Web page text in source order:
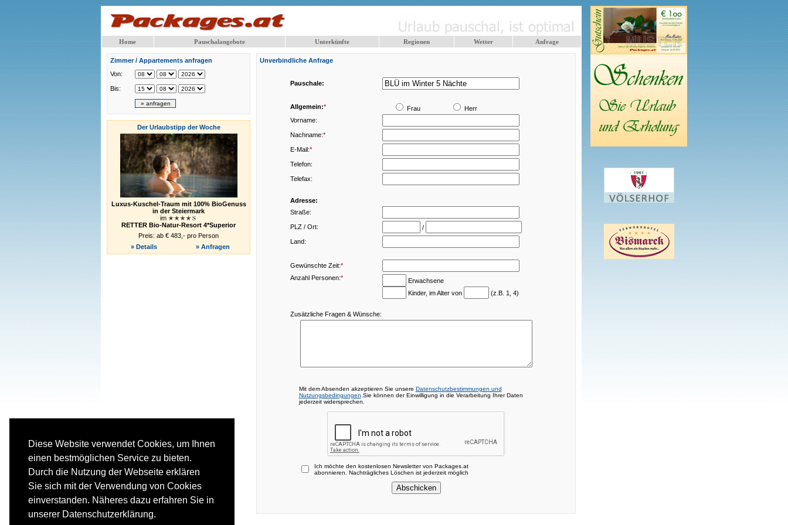
Diese Website verwendet Cookies, um Ihnen
einen bestmöglichen Service zu bieten.
Durch die Nutzung der Webseite erklären
Sie sich mit der Verwendung von Cookies
einverstanden. Näheres dazu erfahren Sie in
unserer Datenschutzerklärung.
Home Pauschalangebote Unterkünfte Regionen Wetter Anfrage
Zimmer / Appartements anfragen
Von:
Bis:
Der Urlaubstipp der Woche
Luxus-Kuschel-Traum mit 100% BioGenuss
in der Steiermark
im
RETTER Bio-Natur-Resort 4*Superior
Preis: ab € 483,- pro Person
» Details
» Anfragen
Unverbindliche Anfrage
Pauschale:
Allgemein:* Frau
Herr
Vorname:
Nachname:*
E-Mail:*
Telefon:
Telefax:
Adresse:
Straße:
PLZ / Ort:
/
Land:
Gewünschte Zeit:*
Anzahl Personen:*
Erwachsene
Kinder, im Alter von
(z.B. 1, 4)
Zusätzliche Fragen & Wünsche:
Mit dem Absenden akzeptieren Sie unsere Datenschutzbestimmungen und
Nutzungsbedingungen .Sie können der Einwilligung in die Verarbeitung Ihrer Daten
jederzeit widersprechen.
Ich möchte den kostenlosen Newsletter von Packages.at
abonnieren. Nachträgliches Löschen ist jederzeit möglich